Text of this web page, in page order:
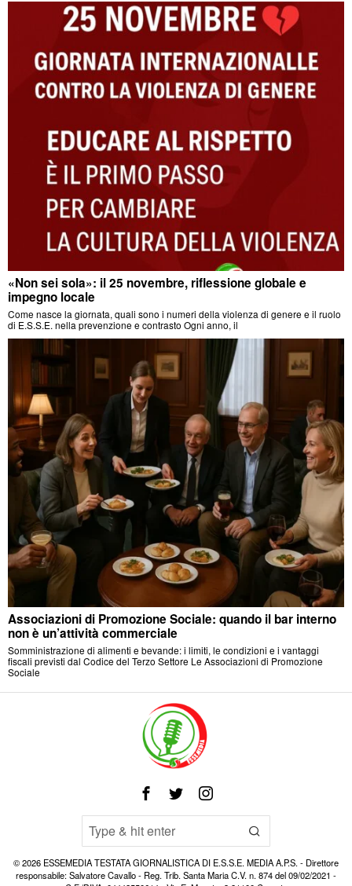
«Non sei sola»: il 25 novembre, riflessione globale e
impegno locale
Come nasce la giornata, quali sono i numeri della violenza di genere e il ruolo
di E.S.S.E. nella prevenzione e contrasto Ogni anno, il
Associazioni di Promozione Sociale: quando il bar interno
non è un’attività commerciale
Somministrazione di alimenti e bevande: i limiti, le condizioni e i vantaggi
fiscali previsti dal Codice del Terzo Settore Le Associazioni di Promozione
Sociale
©2026 ESSEMEDIA TESTATA GIORNALISTICA DI E.S.S.E. MEDIA A.P.S. - Direttore
responsabile: Salvatore Cavallo - Reg. Trib. Santa Maria C.V. n. 874 del 09/02/2021 -